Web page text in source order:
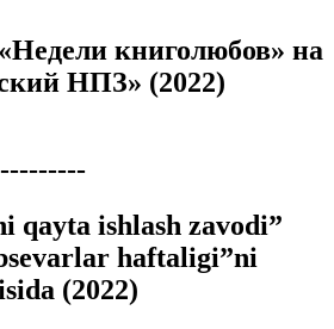
книголюбов» на
НПЗ» (2022)
qayta ishlash zavodi”
haftaligi”ni
(2022)